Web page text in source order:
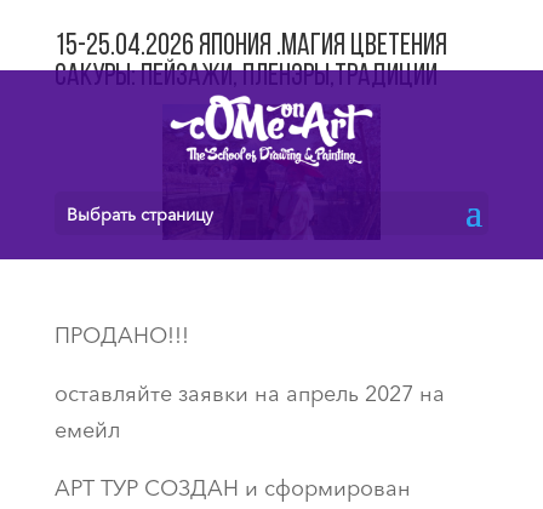
Выбрать страницу
15-25.04.2026 Япония .Магия цветения
сакуры: пейзажи, пленэры,традиции
ПРОДАНО!!!
оставляйте заявки на апрель 2027 на
емейл
АРТ ТУР СОЗДАН и сформирован